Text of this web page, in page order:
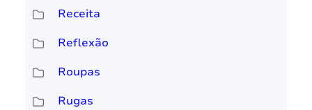
Receita
Reflexão
Roupas
Rugas